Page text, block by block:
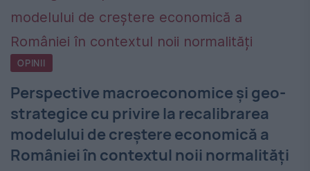
OPINII
Perspective macroeconomice și geo-
strategice cu privire la recalibrarea
modelului de creștere economică a
României în contextul noii normalități